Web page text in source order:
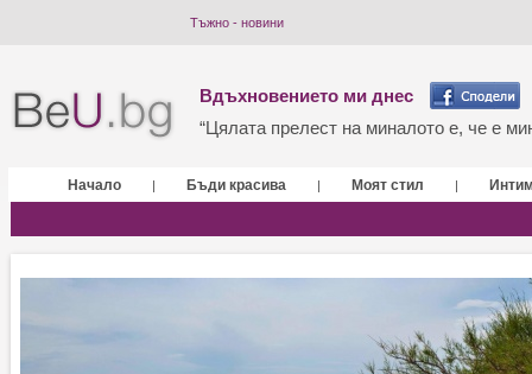
Тъжно - новини
Вдъхновението ми днес
“Цялата прелест на миналото е, че е
Начало | Бъди красива | Моят стил |